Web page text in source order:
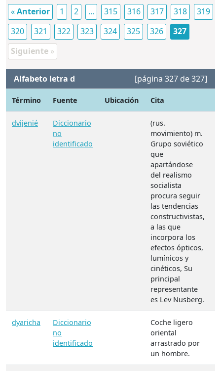
«Anterior 1 2 ... 315 316 317 318
319
320
321 322 323 324 325 326
327
Siguiente »
Alfabeto letra d [página 327 de 327]
Término Fuente Ubicación Cita
dvijenié
Diccionario
no
identificado
(rus.
movimiento) m.
Grupo soviético
que
apartándose
del realismo
socialista
procura seguir
las tendencias
constructivistas,
a las que
incorpora los
efectos ópticos,
lumínicos y
cinéticos, Su
principal
representante
es Lev Nusberg.
dyaricha
Diccionario
no
identificado
Coche ligero
oriental
arrastrado por
un hombre.